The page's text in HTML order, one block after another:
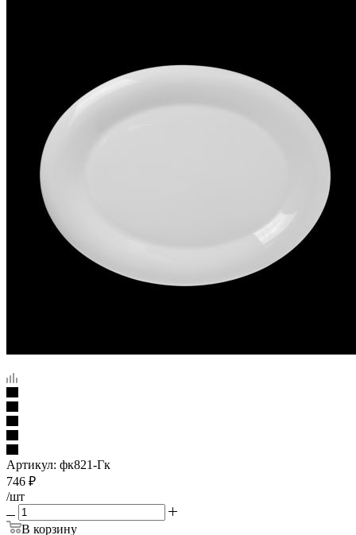
Артикул: фк821-Гк
746 ₽
/шт
В корзину